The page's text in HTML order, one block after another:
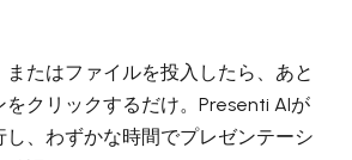
たはファイルを投入したら、あと
をクリックするだけ。Presenti AIが
し、わずかな時間でプレゼンテーシ